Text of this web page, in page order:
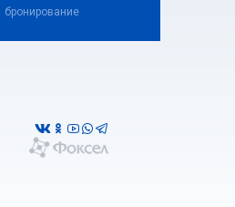
бронирование